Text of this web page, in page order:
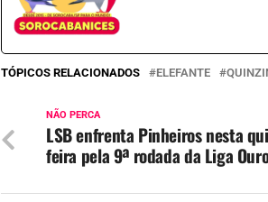
TÓPICOS RELACIONADOS ELEFANTE
NÃO PERCA
LSB enfrenta Pinheiros nesta
feira pela 9ª rodada da Liga